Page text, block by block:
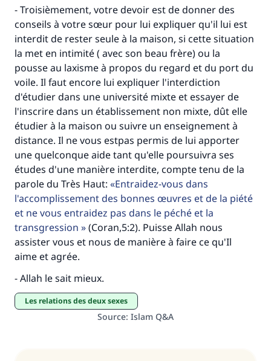
- Troisièmement, votre devoir est de donner des
conseils à votre sœur pour lui expliquer qu'il lui est
interdit de rester seule à la maison, si cette situation
la met en intimité ( avec son beau frère) ou la
pousse au laxisme à propos du regard et du port du
voile. Il faut encore lui expliquer l'interdiction
d'étudier dans une université mixte et essayer de
l'inscrire dans un établissement non mixte, dût elle
étudier à la maison ou suivre un enseignement à
distance. Il ne vous estpas permis de lui apporter
une quelconque aide tant qu'elle poursuivra ses
études d'une manière interdite, compte tenu de la
parole du Très Haut:
Entraidez-vous dans
l'accomplissement des bonnes œuvres et de la piété
et ne vous entraidez pas dans le péché et la
transgression
(Coran,5:2). Puisse Allah nous
assister vous et nous de manière à faire ce qu'Il
aime et agrée.
- Allah le sait mieux.
Les relations des deux sexes
Source: Islam Q&A